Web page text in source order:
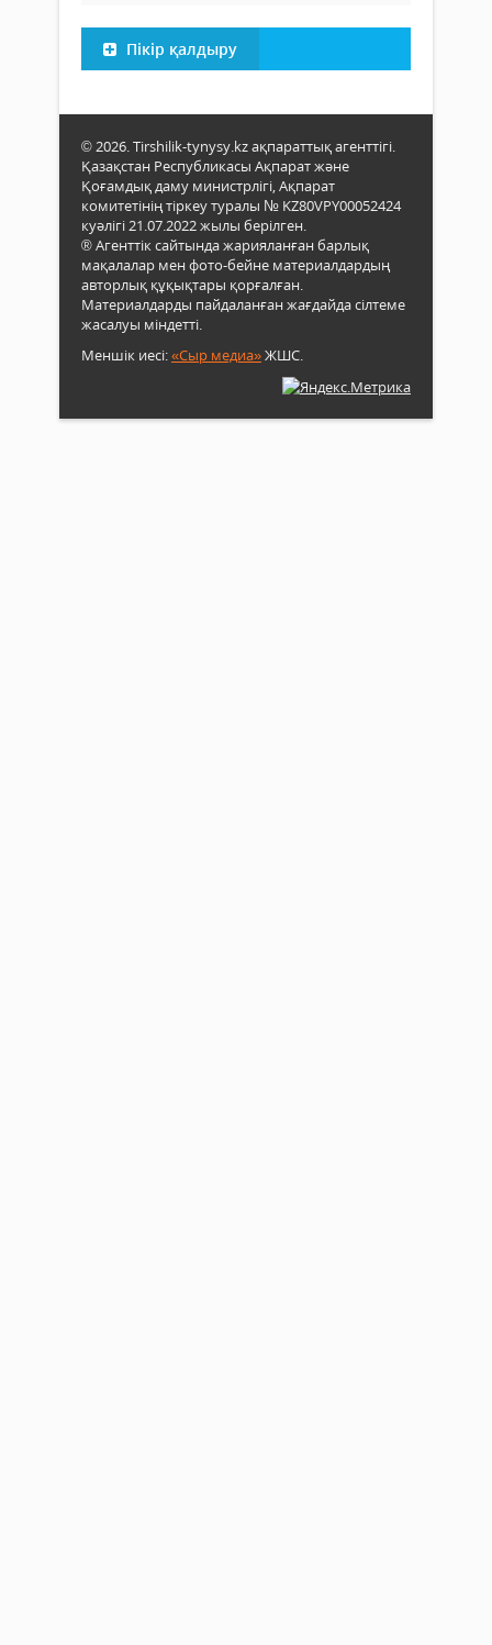
Пікір қалдыру
© 2026. Tirshilik-tynysy.kz ақпараттық агенттігі.
Қазақстан Республикасы Ақпарат және
Қоғамдық даму министрлігі, Ақпарат
комитетінің тіркеу туралы № KZ80VPY00052424
куәлігі 21.07.2022 жылы берілген.
® Агенттік сайтында жарияланған барлық
мақалалар мен фото-бейне материалдардың
авторлық құқықтары қорғалған.
Материалдарды пайдаланған жағдайда сілтеме
жасалуы міндетті.
Меншік иесі:«Сыр медиа»ЖШС.